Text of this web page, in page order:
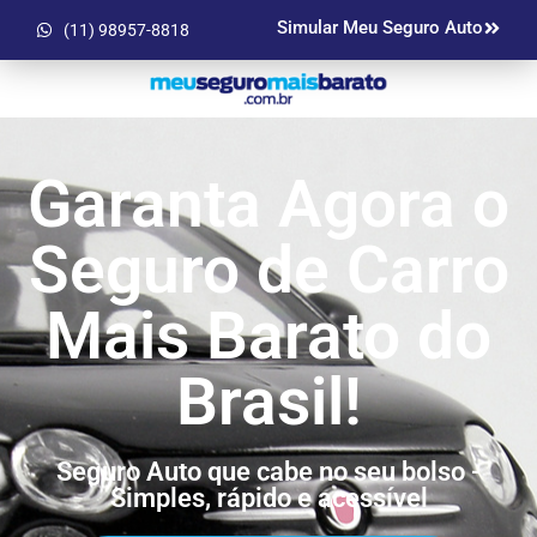
(11) 98957-8818 Simular Meu Seguro Auto
Garanta Agora o
Seguro de Carro
Mais Barato do
Brasil!
Seguro Auto que cabe no seu bolso -
Simples, rápido e acessível